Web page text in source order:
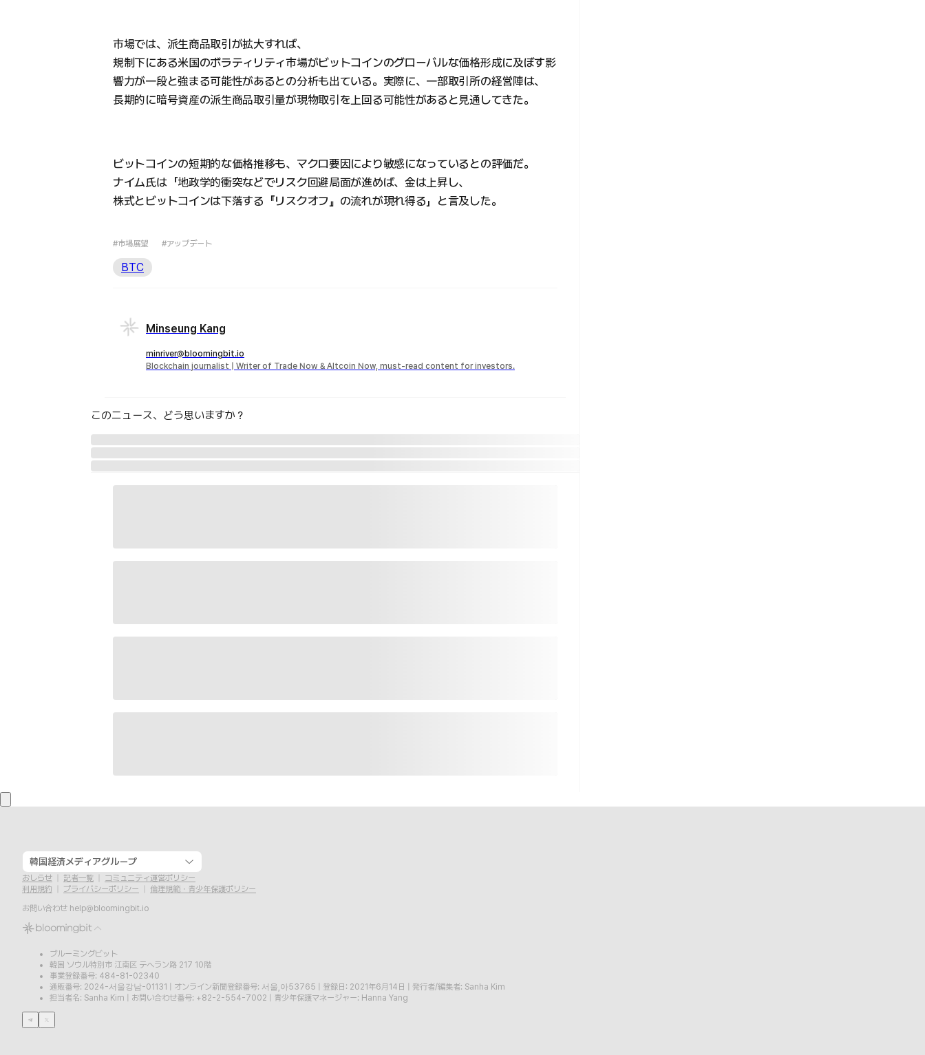
市場では、派生商品取引が拡大すれば、
規制下にある米国のボラティリティ市場がビットコインのグローバルな価格形成に及ぼす影
響力が一段と強まる可能性があるとの分析も出ている。実際に、一部取引所の経営陣は、
長期的に暗号資産の派生商品取引量が現物取引を上回る可能性があると見通してきた。
ビットコインの短期的な価格推移も、マクロ要因により敏感になっているとの評価だ。
ナイム氏は「地政学的衝突などでリスク回避局面が進めば、金は上昇し、
株式とビットコインは下落する『リスクオフ』の流れが現れ得る」と言及した。
#市場展望 #アップデート
BTC
Minseung Kang
minriver@bloomingbit.io
Blockchain journalist | Writer of Trade Now & Altcoin Now, must-read content for investors.
このニュース、どう思いますか？
韓国経済メディアグループ
おしらせ 記者一覧
コミュニティ運営ポリシー
利用規約
プライバシーポリシー
倫理規範・青少年保護ポリシー
お問い合わせ help@bloomingbit.io
ブルーミングビット
韓国 ソウル特別市 江南区 テヘラン路 217 10階
事業登録番号: 484-81-02340
通販番号: 2024-서울강남-01131
オンライン新聞登録番号: 서울,아53765 登録日: 2021年6月14日
発行者/編集者: Sanha Kim
担当者名: Sanha Kim
お問い合わせ番号: +82-2-554-7002 青少年保護マネージャー: Hanna Yang